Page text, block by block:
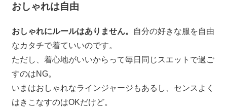
おしゃれは自由
おしゃれにルールはありません。
自分の好きな服を自由
なカタチで着ていいのです。
ただし、着心地がいいからって毎日同じスエットで過ご
すのはNG。
いまはおしゃれなラインジャージもあるし、センスよく
はきこなすのはOKだけど。